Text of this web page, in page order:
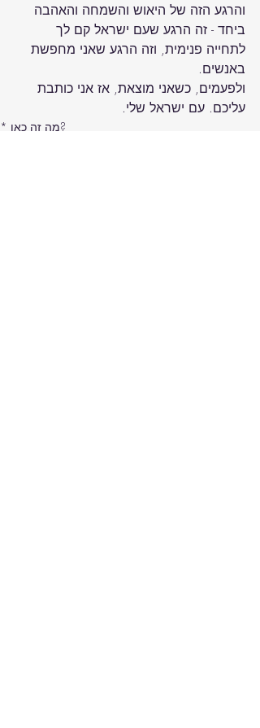
והרגע הזה של היאוש והשמחה והאהבה
ביחד - זה הרגע שעם ישראל קם לך
לתחייה פנימית, וזה הרגע שאני מחפשת
ולפעמים, כשאני מוצאת, אז אני כותבת
עליכם. עם ישראל שלי.
* מה זה כאן?